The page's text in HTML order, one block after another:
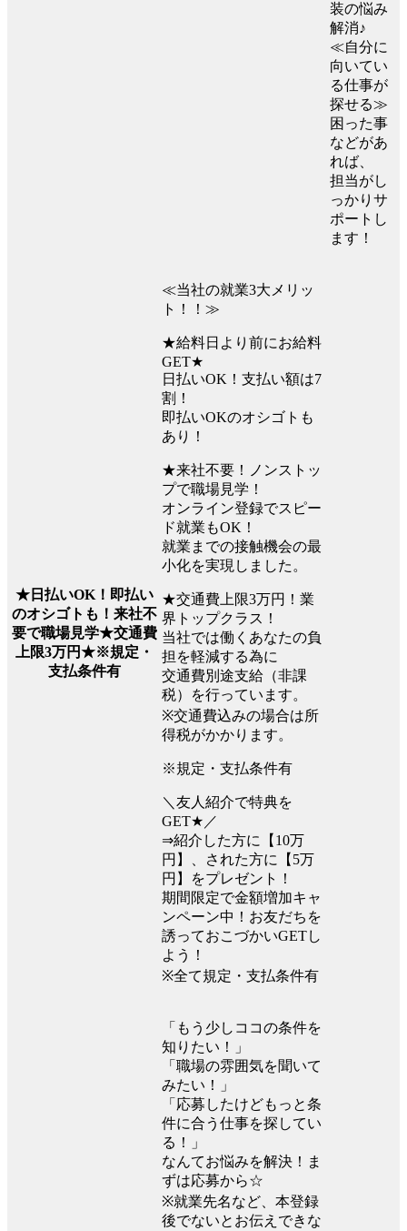
装の悩み
解消♪
≪自分に
向いてい
る仕事が
探せる≫
困った事
などがあ
れば、
担当がし
っかりサ
ポートし
ます！
★日払いOK！即払い
のオシゴトも！来社不
要で職場見学★交通費
上限3万円★※規定・
支払条件有
≪当社の就業3大メリッ
ト！！≫
★給料日より前にお給料
GET★
日払いOK！支払い額は7
割！
即払いOKのオシゴトも
あり！
★来社不要！ノンストッ
プで職場見学！
オンライン登録でスピー
ド就業もOK！
就業までの接触機会の最
小化を実現しました。
★交通費上限3万円！業
界トップクラス！
当社では働くあなたの負
担を軽減する為に
交通費別途支給（非課
税）を行っています。
※交通費込みの場合は所
得税がかかります。
※規定・支払条件有
＼友人紹介で特典を
GET★／
⇒紹介した方に【10万
円】、された方に【5万
円】をプレゼント！
期間限定で金額増加キャ
ンペーン中！お友だちを
誘っておこづかいGETし
よう！
※全て規定・支払条件有
「もう少しココの条件を
知りたい！」
「職場の雰囲気を聞いて
みたい！」
「応募したけどもっと条
件に合う仕事を探してい
る！」
なんてお悩みを解決！ま
ずは応募から☆
※就業先名など、本登録
後でないとお伝えできな